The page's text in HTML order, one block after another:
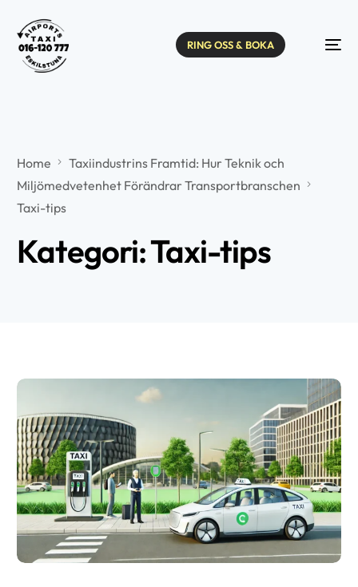
RING OSS & BOKA
Home
Taxiindustrins Framtid: Hur Teknik och
Miljömedvetenhet Förändrar Transportbranschen
Taxi-tips
Kategori:Taxi-tips